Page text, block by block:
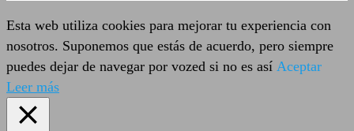
Esta web utiliza cookies para mejorar tu experiencia con
nosotros. Suponemos que estás de acuerdo, pero siempre
puedes dejar de navegar por vozed si no es así Aceptar
Leer más